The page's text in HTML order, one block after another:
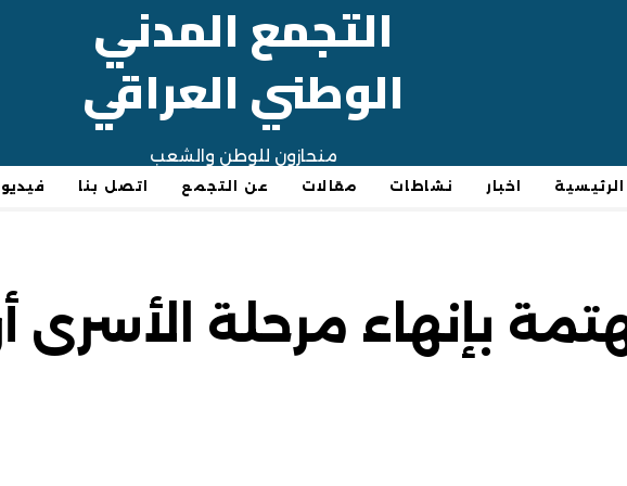
التجمع المدني
الوطني العراقي
منحازون للوطن والشعب
اخبار نشاطات مقالات عن التجمع اتصل بنا
بإنهاء مرحلة الأسرى